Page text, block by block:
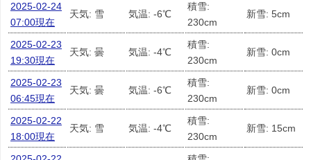
2025-02-24
07:00現在
天気: 雪 気温: -6℃
積雪:
230cm
新雪: 5cm
2025-02-23
19:30現在
天気: 曇 気温: -4℃
積雪:
230cm
新雪: 0cm
2025-02-23
06:45現在
天気: 曇 気温: -6℃
積雪:
230cm
新雪: 0cm
2025-02-22
18:00現在
天気: 雪 気温: -4℃
積雪:
230cm
新雪: 15cm